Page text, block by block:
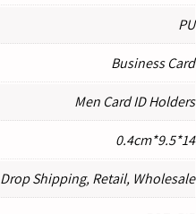
PU
Business Card
Men Card ID Holders
14*9.5*0.4cm
Drop Shipping, Retail, Wholesale